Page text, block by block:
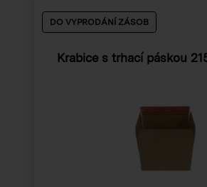
DO VYPRODÁNÍ ZÁSOB
Krabice s trhací páskou